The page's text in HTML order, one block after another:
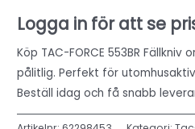
Logga in för att se
Köp TAC-FORCE 553BR
pålitlig. Perfekt för
Beställ idag och få snabb